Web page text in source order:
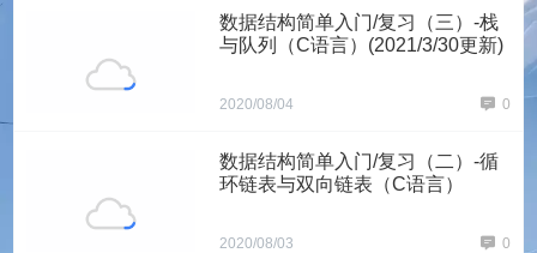
数据结构简单入门/复习（三）-栈
与队列（C语言）(2021/3/30更新)
2020/08/04 0
数据结构简单入门/复习（二）-循
环链表与双向链表（C语言）
2020/08/03 0